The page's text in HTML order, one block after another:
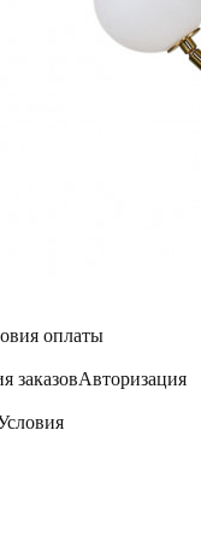
оплаты
заказовАвторизация